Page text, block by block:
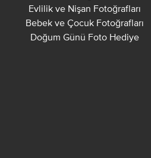
Evlilik ve Nişan Fotoğrafları
Bebek ve Çocuk Fotoğrafları
Doğum Günü Foto Hediye